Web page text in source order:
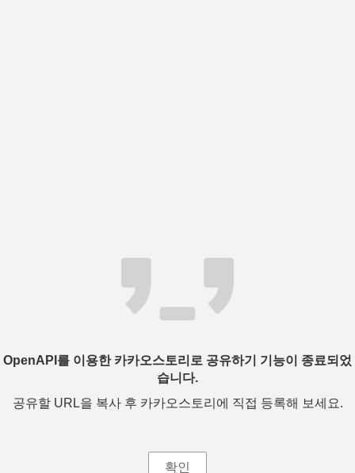
OpenAPI를 이용한 카카오스토리로 공유하기 기능이 종료되었
습니다.
공유할 URL을 복사 후 카카오스토리에 직접 등록해 보세요.
확인